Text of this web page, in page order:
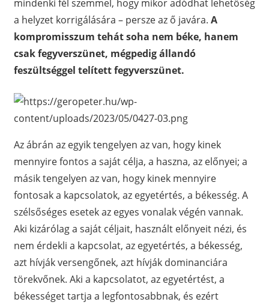
mindenki fél szemmel, hogy mikor adódhat lehetőség
a helyzet korrigálására – persze az ő javára. A
kompromisszum tehát soha nem béke, hanem
csak fegyverszünet, mégpedig állandó
feszültséggel telített fegyverszünet.
Az ábrán az egyik tengelyen az van, hogy kinek
mennyire fontos a saját célja, a haszna, az előnyei; a
másik tengelyen az van, hogy kinek mennyire
fontosak a kapcsolatok, az egyetértés, a békesség. A
szélsőséges esetek az egyes vonalak végén vannak.
Aki kizárólag a saját céljait, használt előnyeit nézi, és
nem érdekli a kapcsolat, az egyetértés, a békesség,
azt hívják versengőnek, azt hívják dominanciára
törekvőnek. Aki a kapcsolatot, az egyetértést, a
békességet tartja a legfontosabbnak, és ezért